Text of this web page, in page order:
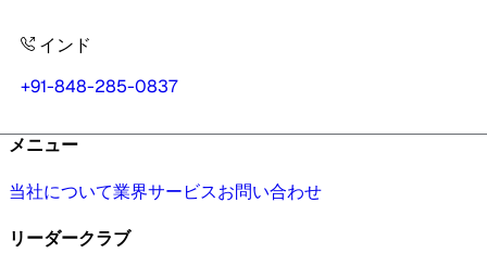
インド
+91-848-285-0837
メニュー
当社について業界サービスお問い合わせ
リーダークラブ